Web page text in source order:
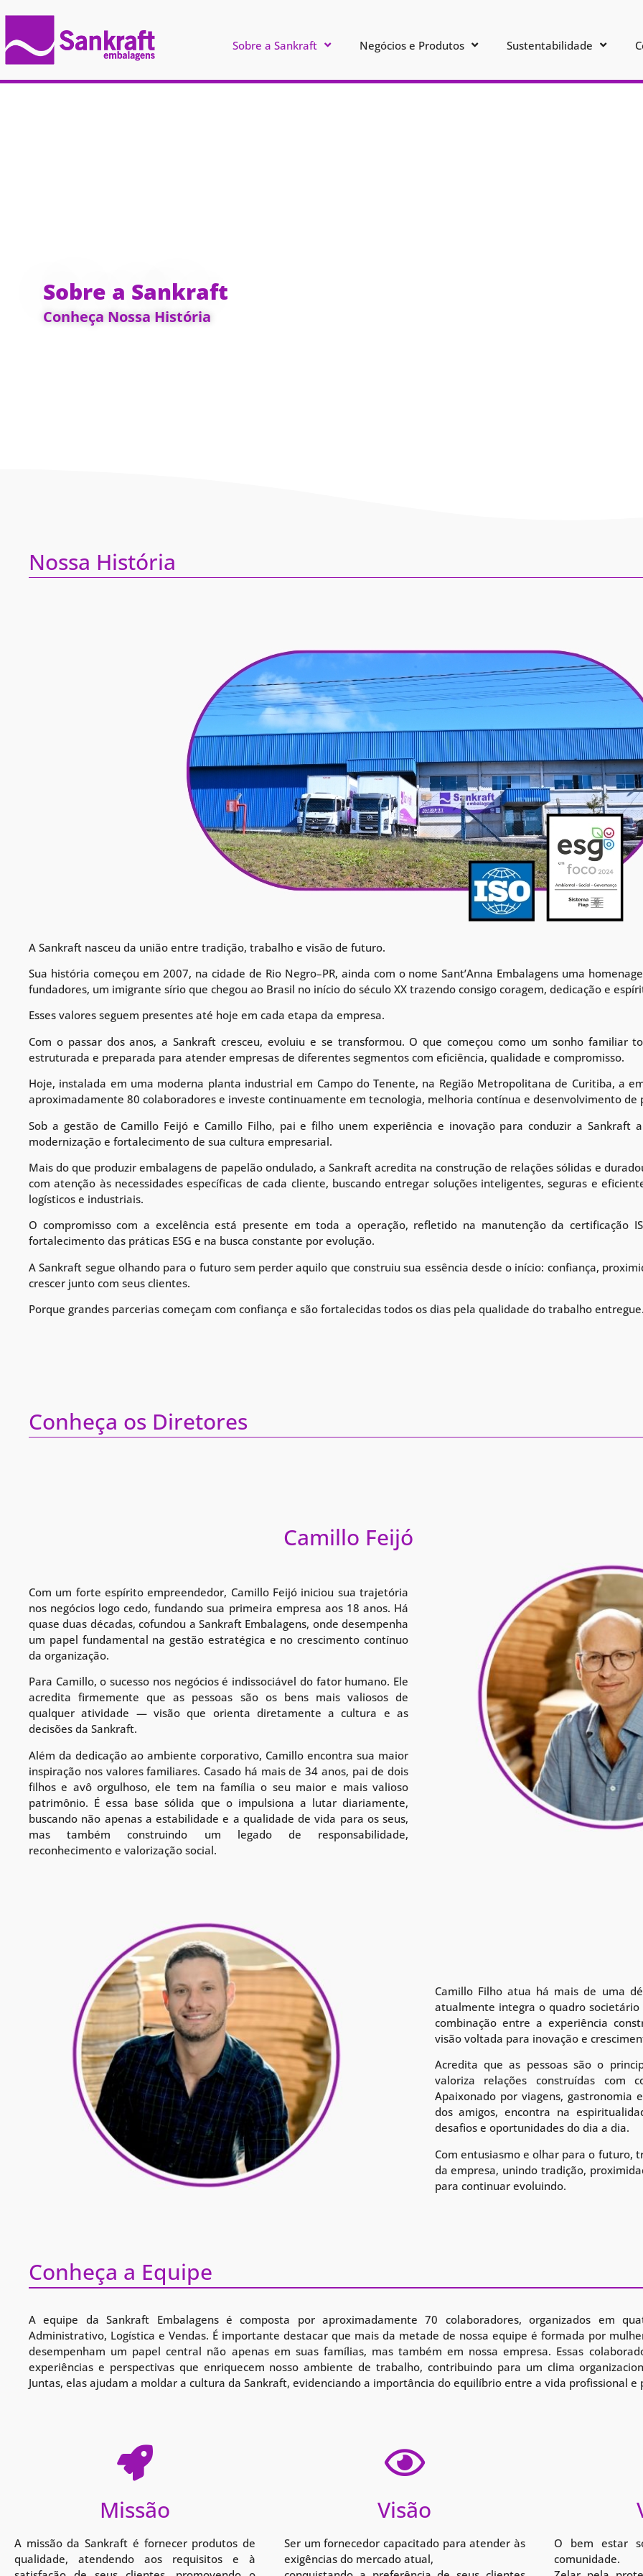
Sobre a Sankraft Negócios e Produtos Sustentabilidade
Sobre a Sankraft
Conheça Nossa História
Nossa História
A Sankraft nasceu da união entre tradição, trabalho e visão de futuro.
Sua história começou em 2007, na cidade de Rio Negro–PR, ainda com o nome Sant’Anna Embalagens uma
fundadores, um imigrante sírio que chegou ao Brasil no início do século XX trazendo consigo coragem, dedicação e
Esses valores seguem presentes até hoje em cada etapa da empresa.
Com o passar dos anos, a Sankraft cresceu, evoluiu e se transformou. O que começou como um sonho familiar
estruturada e preparada para atender empresas de diferentes segmentos com eficiência, qualidade e compromisso.
Hoje, instalada em uma moderna planta industrial em Campo do Tenente, na Região Metropolitana de Curitiba, a
aproximadamente 80 colaboradores e investe continuamente em tecnologia, melhoria contínua e desenvolvimento de
Sob a gestão de Camillo Feijó e Camillo Filho, pai e filho unem experiência e inovação para conduzir a Sankraft
modernização e fortalecimento de sua cultura empresarial.
Mais do que produzir embalagens de papelão ondulado, a Sankraft acredita na construção de relações sólidas e
com atenção às necessidades específicas de cada cliente, buscando entregar soluções inteligentes, seguras e
logísticos e industriais.
O compromisso com a excelência está presente em toda a operação, refletido na manutenção da certificação
fortalecimento das práticas ESG e na busca constante por evolução.
A Sankraft segue olhando para o futuro sem perder aquilo que construiu sua essência desde o início: confiança,
crescer junto com seus clientes.
Porque grandes parcerias começam com confiança e são fortalecidas todos os dias pela qualidade do trabalho
Conheça os Diretores
Camillo Feijó
Com um forte espírito empreendedor, Camillo Feijó iniciou sua trajetória
nos negócios logo cedo, fundando sua primeira empresa aos 18 anos. Há
quase duas décadas, cofundou a Sankraft Embalagens, onde desempenha
um papel fundamental na gestão estratégica e no crescimento contínuo
da organização.
Para Camillo, o sucesso nos negócios é indissociável do fator humano. Ele
acredita firmemente que as pessoas são os bens mais valiosos de
qualquer atividade — visão que orienta diretamente a cultura e as
decisões da Sankraft.
Além da dedicação ao ambiente corporativo, Camillo encontra sua maior
inspiração nos valores familiares. Casado há mais de 34 anos, pai de dois
filhos e avô orgulhoso, ele tem na família o seu maior e mais valioso
patrimônio. É essa base sólida que o impulsiona a lutar diariamente,
buscando não apenas a estabilidade e a qualidade de vida para os seus,
mas também construindo um legado de responsabilidade,
reconhecimento e valorização social.
Camillo Filho atua há mais de uma
atualmente integra o quadro
combinação entre a experiência
visão voltada para inovação e
Acredita que as pessoas são o
valoriza relações construídas com
Apaixonado por viagens,
dos amigos, encontra na
desafios e oportunidades do dia a dia.
Com entusiasmo e olhar para o futuro,
da empresa, unindo tradição,
para continuar evoluindo.
Conheça a Equipe
A equipe da Sankraft Embalagens é composta por aproximadamente 70 colaboradores, organizados em
Administrativo, Logística e Vendas. É importante destacar que mais da metade de nossa equipe é formada por
desempenham um papel central não apenas em suas famílias, mas também em nossa empresa. Essas
experiências e perspectivas que enriquecem nosso ambiente de trabalho, contribuindo para um clima
Juntas, elas ajudam a moldar a cultura da Sankraft, evidenciando a importância do equilíbrio entre a vida profissional e
Missão
A missão da Sankraft é fornecer produtos de
qualidade, atendendo aos requisitos e à
Visão
Ser um fornecedor capacitado para atender às
exigências do mercado atual,
O bem estar
comunidade.